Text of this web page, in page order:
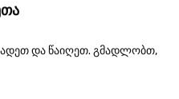
და წაიღეთ. გმადლობთ,